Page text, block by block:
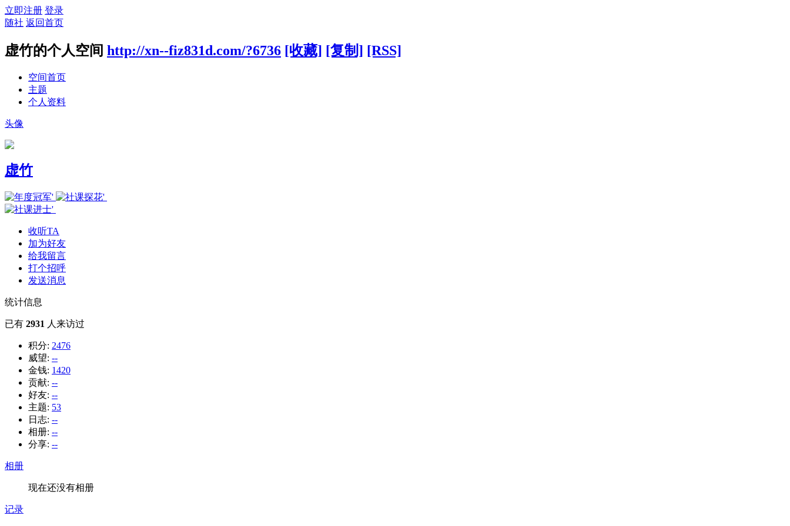
立即注册 登录
随社 返回首页
虚竹的个人空间 http://xn--fiz831d.com/?6736 [收藏] [复制] [RSS]
空间首页
主题
个人资料
头像
虚竹
收听TA
加为好友
给我留言
打个招呼
发送消息
统计信息
已有 2931 人来访过
积分: 2476
威望: --
金钱: 1420
贡献: --
好友: --
主题: 53
日志: --
相册: --
分享: --
相册
现在还没有相册
记录